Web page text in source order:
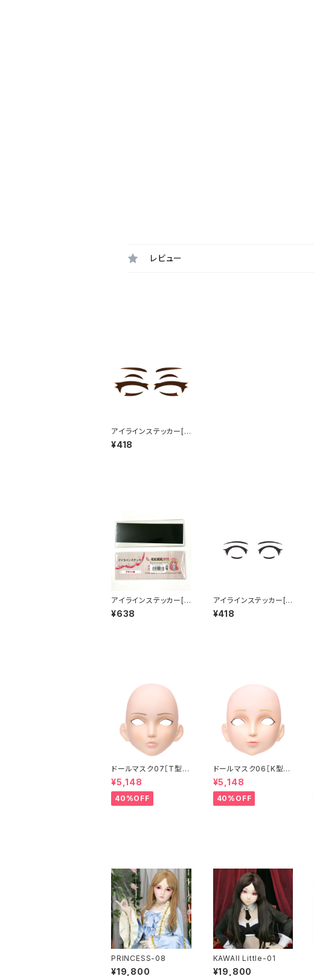
レビュー
アイラインステッカー[フ
ァンシー] Eye line sti
cker FANCY
¥418
アイラインステッカー[デ
ザイン無] Eye line sti
cker NO DESIGN
¥638
アイラインステッカー[キ
ュート] Eye line stick
er CUTE
¥418
ドールマスク07［T型］
化粧目穴処理済 MASK
07 [DOLL T] Openin
g eye hole and mak
e up
¥5,148
40%OFF
ドールマスク06［K型］
化粧目穴処理 MASK0
6 [DOLL K] Opening
eye hole and make
up
¥5,148
40%OFF
PRINCESS-08
¥19,800
KAWAII Little-01
¥19,800